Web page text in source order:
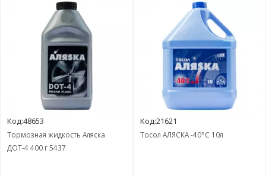
Код:48653
Тормозная жидкость Аляска
ДОТ-4 400 г 5437
Код:21621
Тосол АЛЯСКА -40°C 10л